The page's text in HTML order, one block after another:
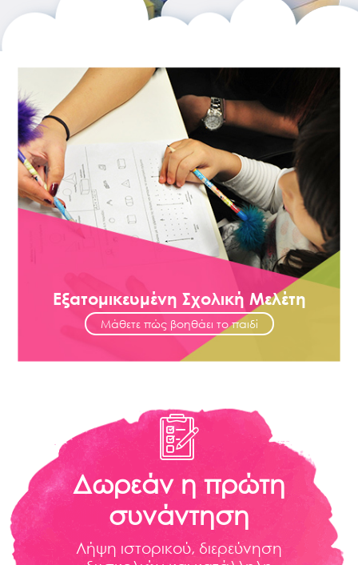
Εξατομικευμένη Σχολική Μελέτη
Μάθετε πώς βοηθάει το παιδί
Δωρεάν η πρώτη
συνάντηση
Λήψη ιστορικού, διερεύνηση